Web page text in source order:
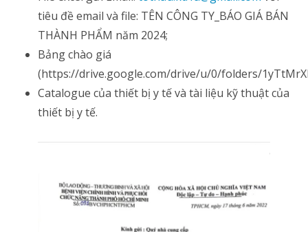
tiêu đề email và file: TÊN CÔNG TY_BÁO GIÁ BÁN
THÀNH PHẨM năm 2024;
Bảng chào giá
(https://drive.google.com/drive/u/0/folders/
Catalogue của thiết bị y tế và tài liệu kỹ thuật của
thiết bị y tế.